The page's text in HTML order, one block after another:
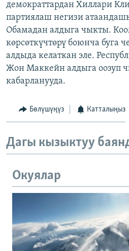
ЭЕ/АРнун бардык сайттары
демократтардан Хиллари
партиялаш негизи
Обамадан алдыга чыкты.
көрсөткүчтөрү боюнча буга
алдыда келаткан эле.
Жон Маккейн алдыга оозуп
кабарланууда.
Бөлүшүңүз Катталыңыз
Дагы кызыктуу
Окуялар